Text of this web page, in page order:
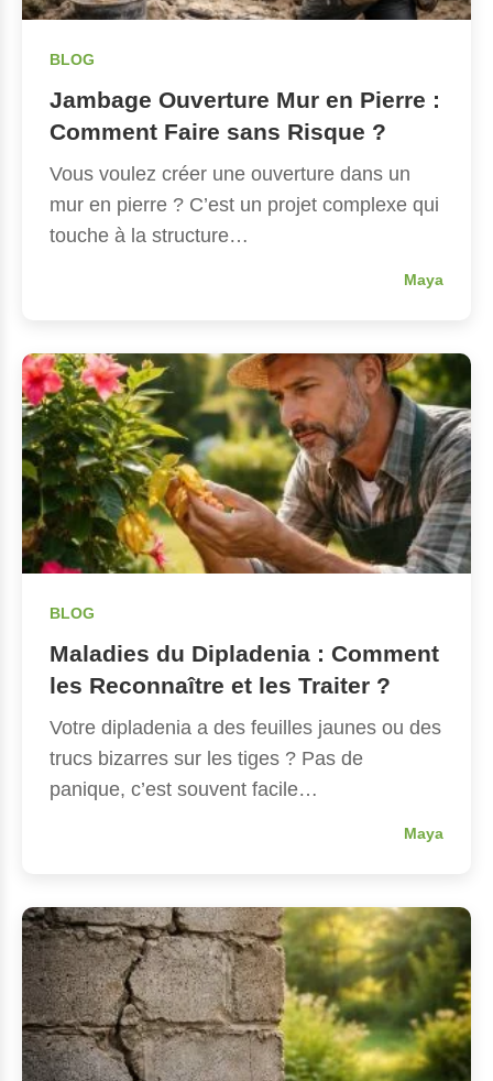
BLOG
Jambage Ouverture Mur en Pierre :
Comment Faire sans Risque ?
Vous voulez créer une ouverture dans un
mur en pierre ? C’est un projet complexe qui
touche à la structure…
Maya
BLOG
Maladies du Dipladenia : Comment
les Reconnaître et les Traiter ?
Votre dipladenia a des feuilles jaunes ou des
trucs bizarres sur les tiges ? Pas de
panique, c’est souvent facile…
Maya